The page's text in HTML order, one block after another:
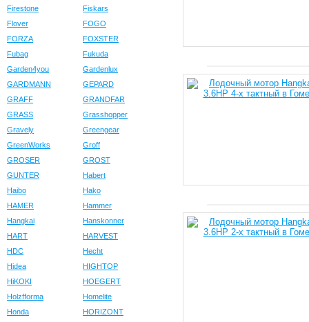
Firestone
Fiskars
Flover
FOGO
FORZA
FOXSTER
Fubag
Fukuda
Garden4you
Gardenlux
GARDMANN
GEPARD
GRAFF
GRANDFAR
GRASS
Grasshopper
Gravely
Greengear
GreenWorks
Groff
GROSER
GROST
GUNTER
Habert
Haibo
Hako
HAMER
Hammer
Hangkai
Hanskonner
HART
HARVEST
HDC
Hecht
Hidea
HIGHTOP
HiKOKI
HOEGERT
Holzfforma
Homelite
Honda
HORIZONT